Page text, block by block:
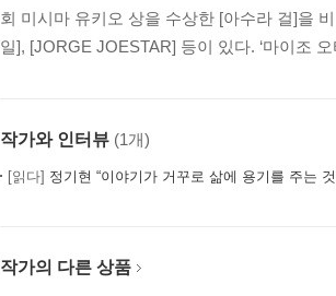
회 미시마 유키오 상을 수상한 [아수라 걸]을
일], [JORGE JOESTAR] 등이 있다. ‘마이조
작가와 인터뷰 (1개)
[읽다] 정기현 “이야기가 거꾸로 삶에 용기를 주는
작가의 다른 상품